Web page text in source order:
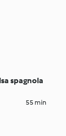
spagnola
55 min